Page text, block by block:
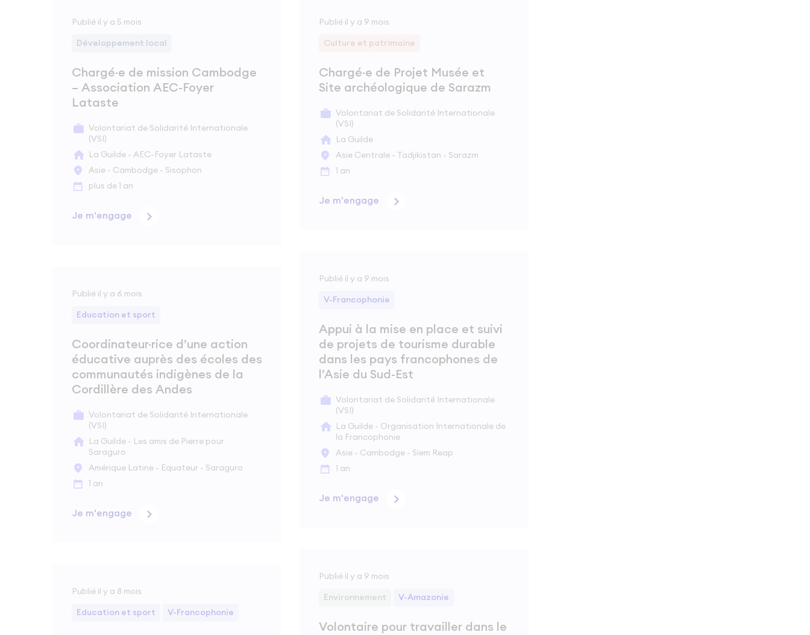
Développement local
Chargé·e de mission Cambodge
– Association AEC-Foyer
Lataste
Volontariat de Solidarité Internationale
(VSI)
La Guilde - AEC-Foyer Lataste
Asie - Cambodge - Sisophon
Publié il y a 5 mois
plus de 1 an
Je m'engage
Education et sport
Coordinateur·rice d’une action
éducative auprès des écoles des
communautés indigènes de la
Cordillère des Andes
Volontariat de Solidarité Internationale
(VSI)
La Guilde - Les amis de Pierre pour
Saraguro
Amérique Latine - Equateur - Saraguro
Publié il y a 6 mois
1 an
Je m'engage
Education et sport V-Francophonie
Publié il y a 8 mois
Culture et patrimoine
Chargé·e de Projet Musée et
Site archéologique de Sarazm
Volontariat de Solidarité Internationale
(VSI)
La Guilde
Asie Centrale - Tadjikistan - Sarazm
Publié il y a 9 mois
1 an
Je m'engage
V-Francophonie
Appui à la mise en place et suivi
de projets de tourisme durable
dans les pays francophones de
l’Asie du Sud-Est
Volontariat de Solidarité Internationale
(VSI)
La Guilde - Organisation Internationale de
la Francophonie
Asie - Cambodge - Siem Reap
Publié il y a 9 mois
1 an
Je m'engage
Environnement V-Amazonie
Volontaire pour travailler dans le
Publié il y a 9 mois